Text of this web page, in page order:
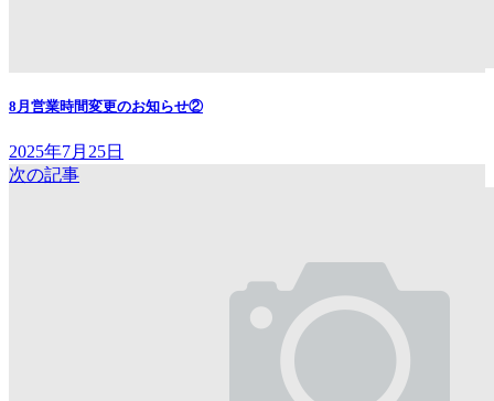
8月営業時間変更のお知らせ②
2025年7月25日
次の記事